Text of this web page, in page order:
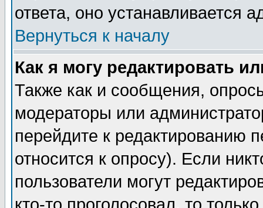
ответа, оно устанавливается
Вернуться к началу
Как я могу редактировать
Также как и сообщения,
модераторы или
перейдите к редактированию
относится к опросу). Если
пользователи могут